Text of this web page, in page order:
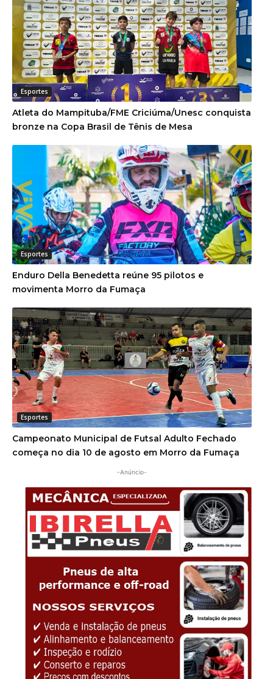
Esportes
Atleta do Mampituba/FME Criciúma/Unesc conquista
bronze na Copa Brasil de Tênis de Mesa
Esportes
Enduro Della Benedetta reúne 95 pilotos e
movimenta Morro da Fumaça
Esportes
Campeonato Municipal de Futsal Adulto Fechado
começa no dia 10 de agosto em Morro da Fumaça
-Anúncio-